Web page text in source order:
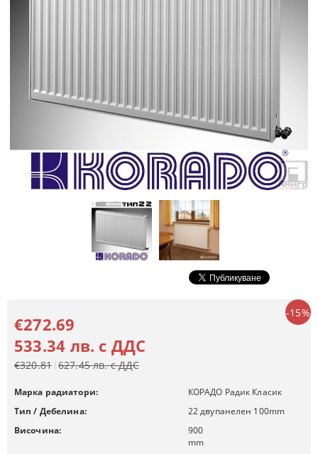
-15%
€272.69
533.34 лв. с ДДС
€320.81 627.45 лв. с ДДС
Марка радиатори:
КОРАДО Радик Класик
Тип / Дебелина:
22 двупанелен 100mm
Височина:
900
mm